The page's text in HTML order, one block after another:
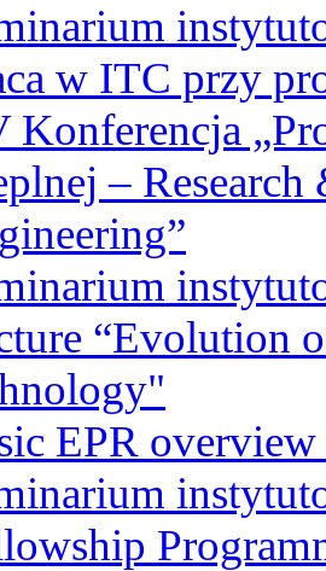
w ITC przy
Konferencja
–
“Evolution
EPR overview